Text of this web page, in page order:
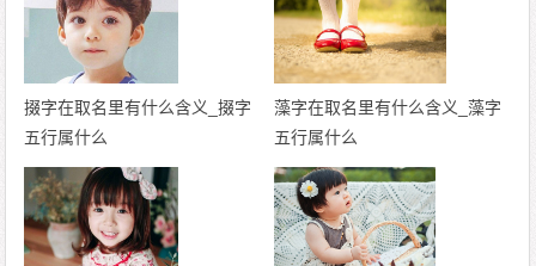
掇字在取名里有什么含义_掇字
五行属什么
藻字在取名里有什么含义_藻字
五行属什么